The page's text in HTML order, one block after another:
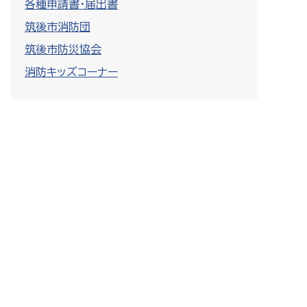
各種申請書・届出書
筑後市消防団
筑後市防災協会
消防キッズコーナー